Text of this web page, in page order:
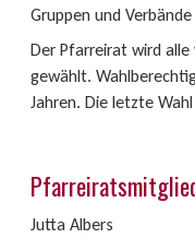
Gruppen und
Der Pfarreirat wird alle
gewählt.
Jahren. Die letzte
Jutta Albers